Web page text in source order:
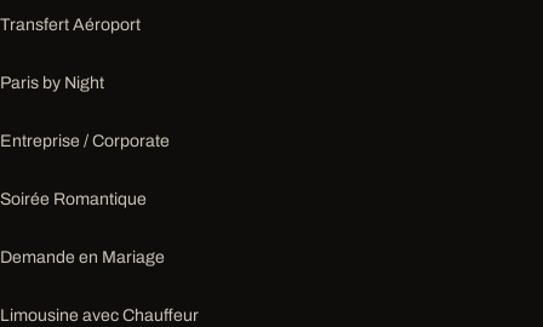
Transfert Aéroport
Paris by Night
Entreprise / Corporate
Soirée Romantique
Demande en Mariage
Limousine avec Chauffeur